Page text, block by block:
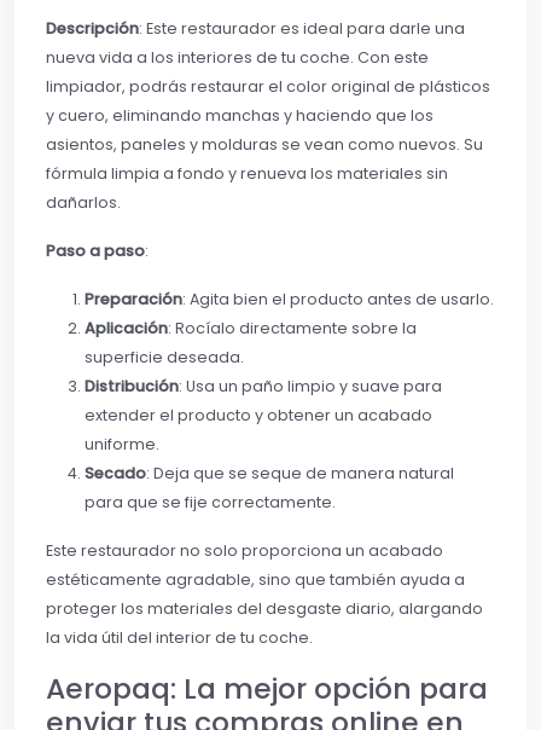
Descripción: Este restaurador es ideal para darle una
nueva vida a los interiores de tu coche. Con este
limpiador, podrás restaurar el color original de plásticos
y cuero, eliminando manchas y haciendo que los
asientos, paneles y molduras se vean como nuevos. Su
fórmula limpia a fondo y renueva los materiales sin
dañarlos.
Paso a paso:
Preparación: Agita bien el producto antes de usarlo.
Aplicación: Rocíalo directamente sobre la
superficie deseada.
Distribución: Usa un paño limpio y suave para
extender el producto y obtener un acabado
uniforme.
Secado: Deja que se seque de manera natural
para que se fije correctamente.
Este restaurador no solo proporciona un acabado
estéticamente agradable, sino que también ayuda a
proteger los materiales del desgaste diario, alargando
la vida útil del interior de tu coche.
Aeropaq: La mejor opción para